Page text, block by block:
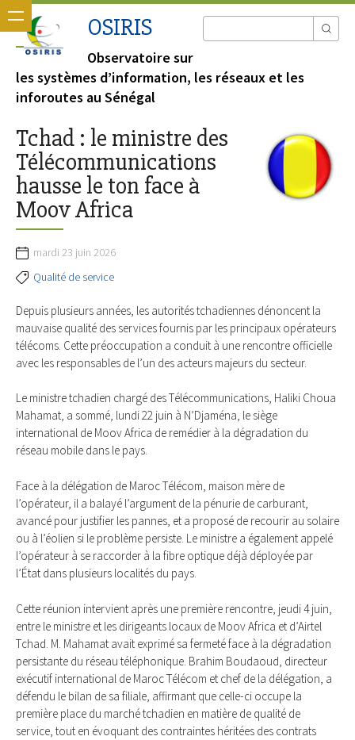
OSIRIS
Observatoire sur
les systèmes d’information, les réseaux et les
inforoutes au Sénégal
Tchad : le ministre des
Télécommunications
hausse le ton face à
Moov Africa
mardi 23 juin 2026
Qualité de service
Depuis plusieurs années, les autorités tchadiennes dénoncent la
mauvaise qualité des services fournis par les principaux opérateurs
télécoms. Cette préoccupation a conduit à une rencontre officielle
avec les responsables de l’un des acteurs majeurs du secteur.
Le ministre tchadien chargé des Télécommunications, Haliki Choua
Mahamat, a sommé, lundi 22 juin à N’Djaména, le siège
international de Moov Africa de remédier à la dégradation du
réseau mobile dans le pays.
Face à la délégation de Maroc Télécom, maison mère de
l’opérateur, il a balayé l’argument de la pénurie de carburant,
avancé pour justifier les pannes, et a proposé de recourir au solaire
ou à l’éolien si le problème persiste. Le ministre a également appelé
l’opérateur à se raccorder à la fibre optique déjà déployée par
l’État dans plusieurs localités du pays.
Cette réunion intervient après une première rencontre, jeudi 4 juin,
entre le ministre et les dirigeants locaux de Moov Africa et d’Airtel
Tchad. M. Mahamat avait exprimé sa fermeté face à la dégradation
persistante du réseau téléphonique. Brahim Boudaoud, directeur
exécutif international de Maroc Télécom et chef de la délégation, a
défendu le bilan de sa filiale, affirmant que celle-ci occupe la
première place du marché tchadien en matière de qualité de
service, tout en évoquant des contraintes héritées des contrats